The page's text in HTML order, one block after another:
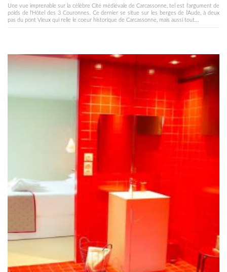
Une vue imprenable sur la célèbre Cité médiévale de Carcassonne, tel est l'argument de
poids de l'Hôtel des 3 Couronnes. Ce dernier se situe sur les berges de l'Aude, à deux
pas du pont Vieux qui relie le coeur historique de Carcassonne, mais aussi tout...